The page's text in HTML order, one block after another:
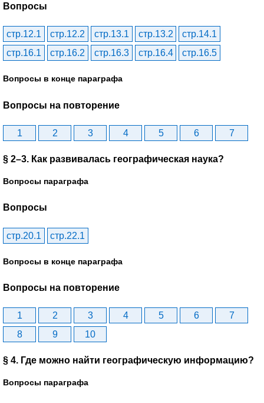
Вопросы
стр.12.1 стр.12.2 стр.13.1 стр.13.2
стр.14.1
стр.16.1
стр.16.2 стр.16.3 стр.16.4 стр.16.5
Вопросы в конце параграфа
Вопросы на повторение
1 2 3 4 5 6 7
§ 2–3. Как развивалась географическая наука?
Вопросы параграфа
Вопросы
стр.20.1 стр.22.1
Вопросы в конце параграфа
Вопросы на повторение
1 2 3 4 5 6
7
8
9 10
§ 4. Где можно найти географическую информацию?
Вопросы параграфа